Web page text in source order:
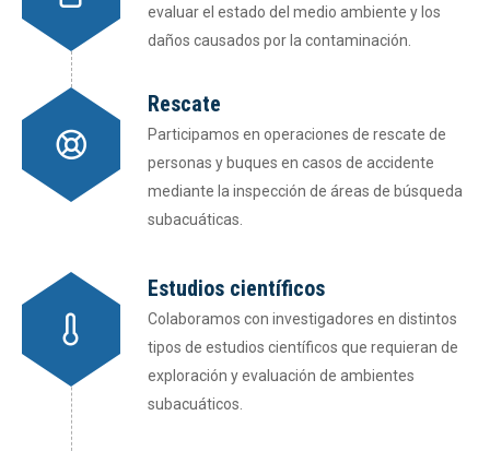
evaluar el estado del medio ambiente y los
daños causados por la contaminación.
Rescate
Participamos en operaciones de rescate de
personas y buques en casos de accidente
mediante la inspección de áreas de búsqueda
subacuáticas.
Estudios científicos
Colaboramos con investigadores en distintos
tipos de estudios científicos que requieran de
exploración y evaluación de ambientes
subacuáticos.